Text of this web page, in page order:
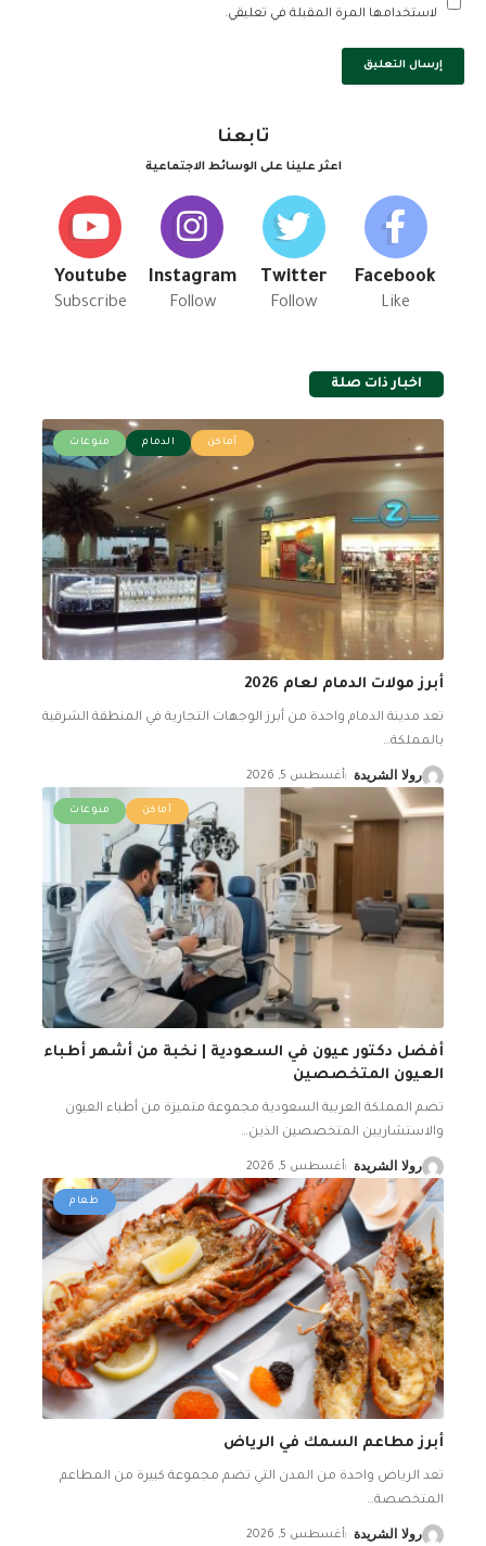
لاستخدامها المرة المقبلة في تعليقي.
تابعنا
اعثر علينا على الوسائط الاجتماعية
Facebook
Like
Twitter
Follow
Instagram
Follow
Youtube
Subscribe
اخبار ذات صلة
أماكن الدمام منوعات
أبرز مولات الدمام لعام 2026
تعد مدينة الدمام واحدة من أبرز الوجهات التجارية في المنطقة الشرقية
بالمملكة…
رولا الشريدة أغسطس 5, 2026
أماكن منوعات
أفضل دكتور عيون في السعودية | نخبة من أشهر أطباء
العيون المتخصصين
تضم المملكة العربية السعودية مجموعة متميزة من أطباء العيون
والاستشاريين المتخصصين الذين…
رولا الشريدة أغسطس 5, 2026
طعام
أبرز مطاعم السمك في الرياض
تعد الرياض واحدة من المدن التي تضم مجموعة كبيرة من المطاعم
المتخصصة…
رولا الشريدة أغسطس 5, 2026